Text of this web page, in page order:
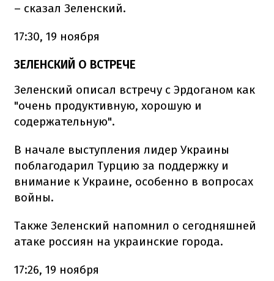
– сказал Зеленский.
17:30, 19 ноября
ЗЕЛЕНСКИЙ О ВСТРЕЧЕ
Зеленский описал встречу с Эрдоганом как
"очень продуктивную, хорошую и
содержательную".
В начале выступления лидер Украины
поблагодарил Турцию за поддержку и
внимание к Украине, особенно в вопросах
войны.
Также Зеленский напомнил о сегодняшней
атаке россиян на украинские города.
17:26, 19 ноября